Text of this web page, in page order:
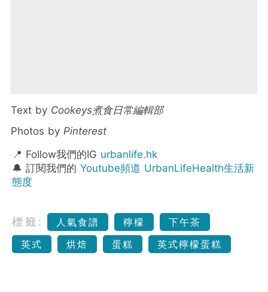
Text by Cookeys煮食日常編輯部
Photos by Pinterest
📍 Follow我們的IG urbanlife.hk
🔔 訂閱我們的 Youtube頻道 UrbanLifeHealth生活新
態度
標籤: 人氣食譜 檸檬
下午茶
英式
烘焙 蛋糕 英式檸檬蛋糕